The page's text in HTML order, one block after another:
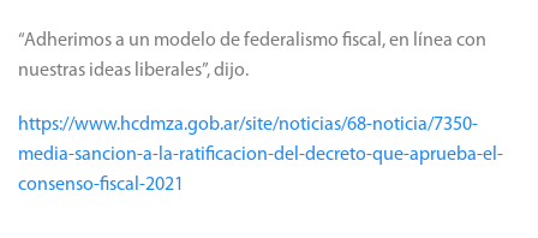
“Adherimos a un modelo de federalismo fiscal, en línea con
nuestras ideas liberales”, dijo.
https://www.hcdmza.gob.ar/site/noticias/68-noticia/7350-
media-sancion-a-la-ratificacion-del-decreto-que-aprueba-el-
consenso-fiscal-2021